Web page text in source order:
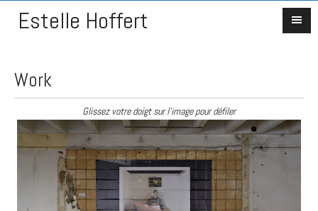
Estelle Hoffert
Work
Glissez votre doigt sur l'image pour défiler